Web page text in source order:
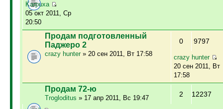
Karpuxa
05 окт 2011, Ср
20:50
Продам подготовленный
Паджеро 2
crazy hunter» 20 сен 2011, Вт 17:58
0 9797
crazy hunter
20 сен 2011, Вт
17:58
Продам 72-ю
Trogloditus » 17 апр 2011, Вс 19:47 2 12237